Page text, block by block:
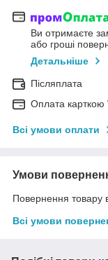
Ви отримаєте
або гроші
Детальніше
Післяплата
Оплата
Всі умови оплати
Умови
Повернення товару
Всі умови